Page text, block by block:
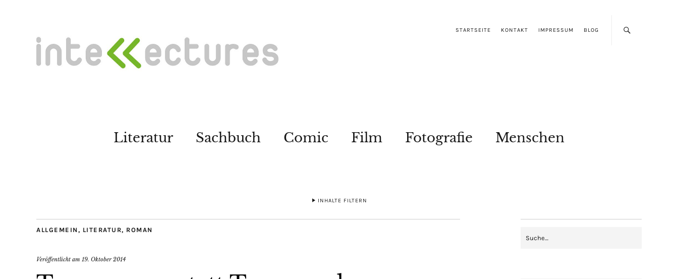
STARTSEITE KONTAKT IMPRESSUM BLOG
Literatur Sachbuch Comic Film Fotografie Menschen
INHALTE FILTERN
ALLGEMEIN, LITERATUR, ROMAN
Veröffentlicht am 19. Oktober 2014